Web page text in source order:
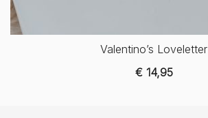
Valentino’s Loveletter
€14,95